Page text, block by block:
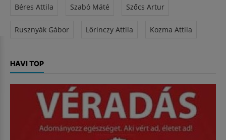
Béres Attila Szabó Máté Szőcs Artur
Rusznyák Gábor Lőrinczy Attila Kozma Attila
HAVI TOP